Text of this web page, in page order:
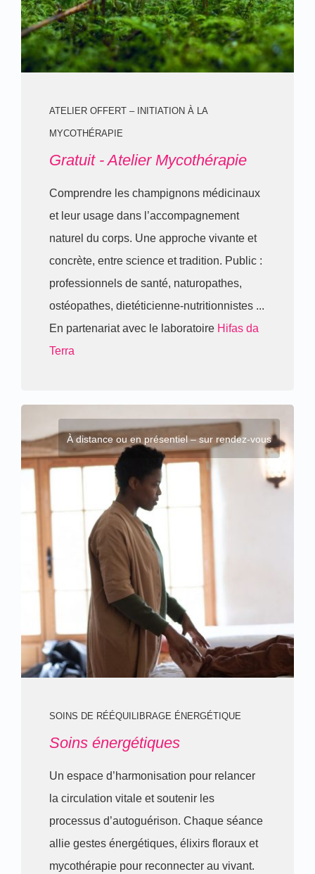
ATELIER OFFERT – INITIATION À LA
MYCOTHÉRAPIE
Gratuit - Atelier Mycothérapie
Comprendre les champignons médicinaux
et leur usage dans l’accompagnement
naturel du corps. Une approche vivante et
concrète, entre science et tradition. Public :
professionnels de santé, naturopathes,
ostéopathes, dietéticienne-nutritionnistes ...
En partenariat avec le laboratoire Hifas da
Terra
À distance ou en présentiel – sur rendez-vous
SOINS DE RÉÉQUILIBRAGE ÉNERGÉTIQUE
Soins énergétiques
Un espace d’harmonisation pour relancer
la circulation vitale et soutenir les
processus d’autoguérison. Chaque séance
allie gestes énergétiques, élixirs floraux et
mycothérapie pour reconnecter au vivant.